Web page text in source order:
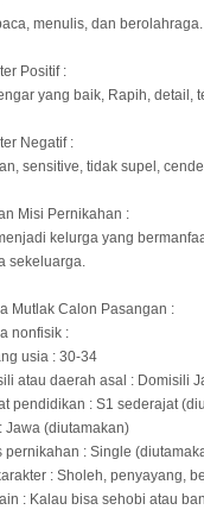
menulis, dan berolahraga.
Positif :
yang baik, Rapih, detail,
Negatif :
sensitive, tidak supel,
Misi Pernikahan :
kelurga yang
sekeluarga.
Mutlak Calon Pasangan :
nonfisik :
usia : 30-34
atau daerah asal : Domisili
pendidikan : S1 sederajat
Jawa (diutamakan)
pernikahan : Single
: Sholeh, penyayang,
: Kalau bisa sehobi atau